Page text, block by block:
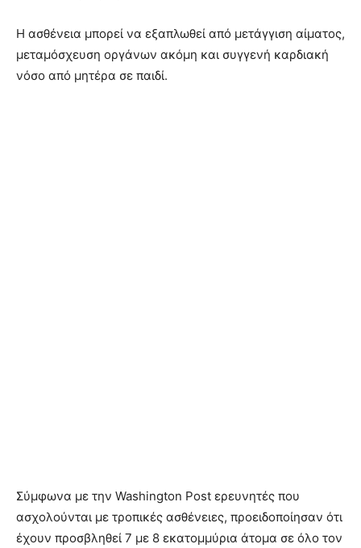
Η ασθένεια μπορεί να εξαπλωθεί από μετάγγιση αίματος,
μεταμόσχευση οργάνων ακόμη και συγγενή καρδιακή
νόσο από μητέρα σε παιδί.
Σύμφωνα με την Washington Post ερευνητές που
ασχολούνται με τροπικές ασθένειες, προειδοποίησαν ότι
έχουν προσβληθεί 7 με 8 εκατομμύρια άτομα σε όλο τον